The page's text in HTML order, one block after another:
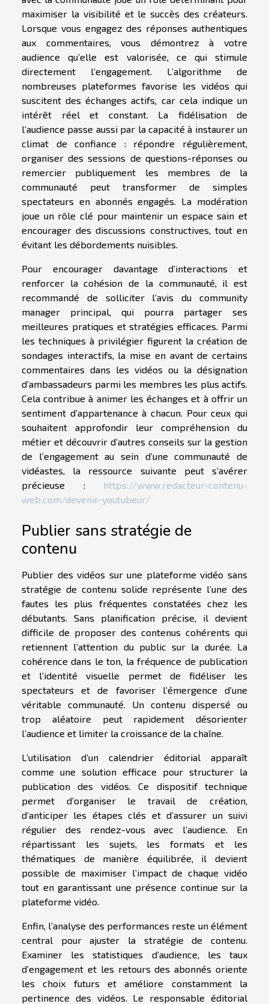
maximiser la visibilité et le succès des créateurs.
Lorsque vous engagez des réponses authentiques
aux commentaires, vous démontrez à votre
audience qu’elle est valorisée, ce qui stimule
directement l’engagement. L’algorithme de
nombreuses plateformes favorise les vidéos qui
suscitent des échanges actifs, car cela indique un
intérêt réel et constant. La fidélisation de
l’audience passe aussi par la capacité à instaurer un
climat de confiance : répondre régulièrement,
organiser des sessions de questions-réponses ou
remercier publiquement les membres de la
communauté peut transformer de simples
spectateurs en abonnés engagés. La modération
joue un rôle clé pour maintenir un espace sain et
encourager des discussions constructives, tout en
évitant les débordements nuisibles.
Pour encourager davantage d’interactions et
renforcer la cohésion de la communauté, il est
recommandé de solliciter l’avis du community
manager principal, qui pourra partager ses
meilleures pratiques et stratégies efficaces. Parmi
les techniques à privilégier figurent la création de
sondages interactifs, la mise en avant de certains
commentaires dans les vidéos ou la désignation
d’ambassadeurs parmi les membres les plus actifs.
Cela contribue à animer les échanges et à offrir un
sentiment d’appartenance à chacun. Pour ceux qui
souhaitent approfondir leur compréhension du
métier et découvrir d’autres conseils sur la gestion
de l’engagement au sein d’une communauté de
vidéastes, la ressource suivante peut s’avérer
précieuse :
https://www.redacteur-contenu-
web.com/devenir-youtubeur/
Publier sans stratégie de
contenu
Publier des vidéos sur une plateforme vidéo sans
stratégie de contenu solide représente l’une des
fautes les plus fréquentes constatées chez les
débutants. Sans planification précise, il devient
difficile de proposer des contenus cohérents qui
retiennent l’attention du public sur la durée. La
cohérence dans le ton, la fréquence de publication
et l’identité visuelle permet de fidéliser les
spectateurs et de favoriser l’émergence d’une
véritable communauté. Un contenu dispersé ou
trop aléatoire peut rapidement désorienter
l’audience et limiter la croissance de la chaîne.
L’utilisation d’un calendrier éditorial apparaît
comme une solution efficace pour structurer la
publication des vidéos. Ce dispositif technique
permet d’organiser le travail de création,
d’anticiper les étapes clés et d’assurer un suivi
régulier des rendez-vous avec l’audience. En
répartissant les sujets, les formats et les
thématiques de manière équilibrée, il devient
possible de maximiser l’impact de chaque vidéo
tout en garantissant une présence continue sur la
plateforme vidéo.
Enfin, l’analyse des performances reste un élément
central pour ajuster la stratégie de contenu.
Examiner les statistiques d’audience, les taux
d’engagement et les retours des abonnés oriente
les choix futurs et améliore constamment la
pertinence des vidéos. Le responsable éditorial